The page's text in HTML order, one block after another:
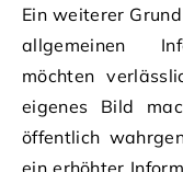
Ein weiterer
allgemeinen
möchten
eigenes Bild
öffentlich